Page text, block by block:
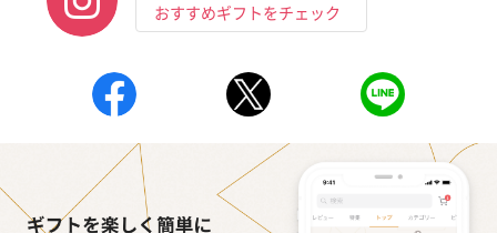
おすすめギフトをチェック